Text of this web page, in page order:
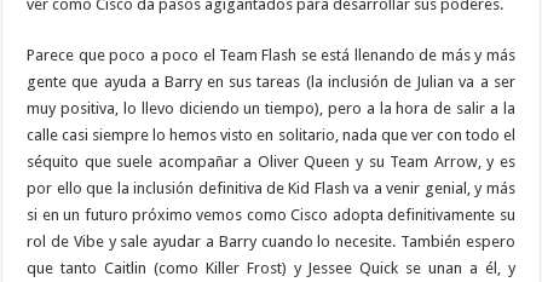
ver como Cisco da pasos agigantados para desarrollar sus poderes.
Parece que poco a poco el Team Flash se está llenando de más y más
gente que ayuda a Barry en sus tareas (la inclusión de Julian va a ser
muy positiva, lo llevo diciendo un tiempo), pero a la hora de salir a la
calle casi siempre lo hemos visto en solitario, nada que ver con todo el
séquito que suele acompañar a Oliver Queen y su Team Arrow, y es
por ello que la inclusión definitiva de Kid Flash va a venir genial, y más
si en un futuro próximo vemos como Cisco adopta definitivamente su
rol de Vibe y sale ayudar a Barry cuando lo necesite. También espero
que tanto Caitlin (como Killer Frost) y Jessee Quick se unan a él, y